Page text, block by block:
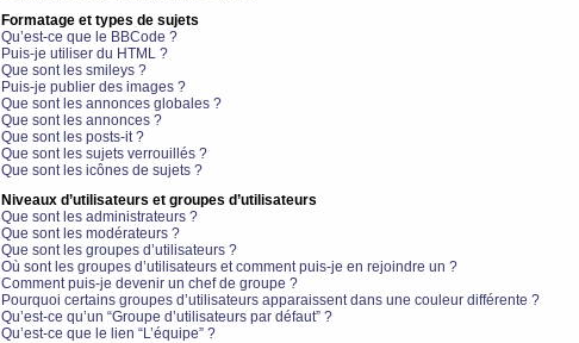
Formatage et types de sujets
Qu’est-ce que le BBCode ?
Puis-je utiliser du HTML ?
Que sont les smileys ?
Puis-je publier des images ?
Que sont les annonces globales ?
Que sont les annonces ?
Que sont les posts-it ?
Que sont les sujets verrouillés ?
Que sont les icônes de sujets ?
Niveaux d’utilisateurs et groupes d’utilisateurs
Que sont les administrateurs ?
Que sont les modérateurs ?
Que sont les groupes d’utilisateurs ?
Où sont les groupes d’utilisateurs et comment puis-je en rejoindre un ?
Comment puis-je devenir un chef de groupe ?
Pourquoi certains groupes d’utilisateurs apparaissent dans une couleur différente ?
Qu’est-ce qu’un “Groupe d’utilisateurs par défaut” ?
Qu’est-ce que le lien “L’équipe” ?